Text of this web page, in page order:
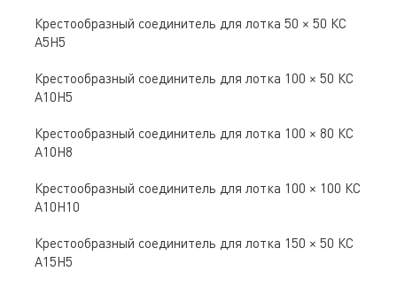
Крестообразный соединитель для лотка 50 × 50 КС
А5Н5
Крестообразный соединитель для лотка 100 × 50 КС
А10Н5
Крестообразный соединитель для лотка 100 × 80 КС
А10Н8
Крестообразный соединитель для лотка 100 × 100 КС
А10Н10
Крестообразный соединитель для лотка 150 × 50 КС
А15Н5